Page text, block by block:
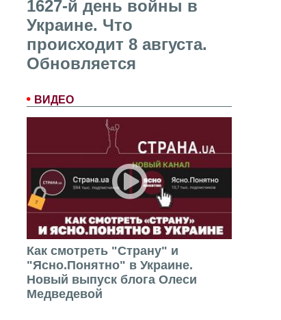
1627-й день войны в
Украине. Что
происходит 8 августа.
Обновляется
ВИДЕО
Как смотреть "Страну" и
"Ясно.Понятно" в Украине.
Новый выпуск блога Олеси
Медведевой